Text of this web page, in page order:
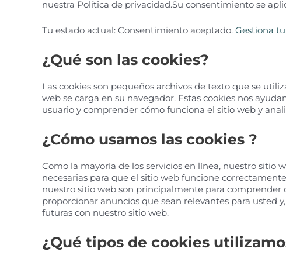
nuestra Política de privacidad.Su consentimiento se
Tu estado actual: Consentimiento aceptado. Gestiona
¿Qué son las cookies?
Las cookies son pequeños archivos de texto que se
web se carga en su navegador. Estas cookies nos
usuario y comprender cómo funciona el sitio web y
¿Cómo usamos las cookies ?
Como la mayoría de los servicios en línea, nuestro sitio
necesarias para que el sitio web funcione
nuestro sitio web son principalmente para comprender
proporcionar anuncios que sean relevantes para usted
futuras con nuestro sitio web.
¿Qué tipos de cookies